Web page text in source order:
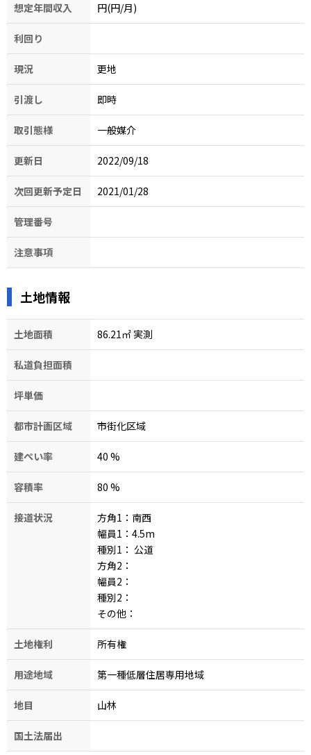
想定年間収入 円(円/月)
利回り
現況 更地
引渡し 即時
取引態様 一般媒介
更新日 2022/09/18
次回更新予定日 2021/01/28
管理番号
注意事項
土地情報
土地面積 86.21㎡ 実測
私道負担面積
坪単価
都市計画区域 市街化区域
建ぺい率 40 %
容積率 80 %
接道状況
方角1：南西
幅員1：4.5m
種別1： 公道
方角2：
幅員2：
種別2：
その他：
土地権利 所有権
用途地域 第一種低層住居専用地域
地目 山林
国土法届出